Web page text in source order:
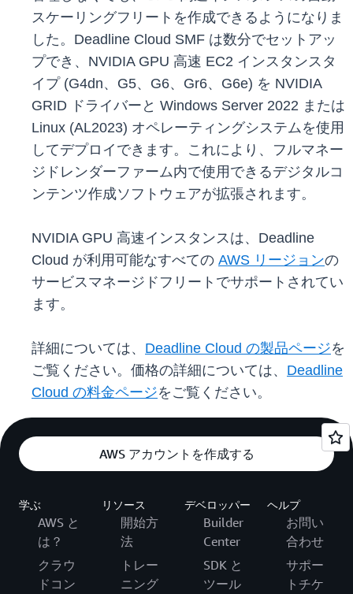
スケーリングフリートを作成できるようになりま
した。Deadline Cloud SMF は数分でセットアッ
プでき、NVIDIA GPU 高速 EC2 インスタンスタ
イプ (G4dn、G5、G6、Gr6、G6e) を NVIDIA
GRID ドライバーと Windows Server 2022 または
Linux (AL2023) オペレーティングシステムを使用
してデプロイできます。これにより、フルマネー
ジドレンダーファーム内で使用できるデジタルコ
ンテンツ作成ソフトウェアが拡張されます。
NVIDIA GPU 高速インスタンスは、Deadline
Cloud が利用可能なすべての AWS リージョンの
サービスマネージドフリートでサポートされてい
ます。
詳細については、 Deadline Cloud の製品ページを
ご覧ください。価格の詳細については、 Deadline
Cloud の料金ページをご覧ください。
AWS アカウントを作成する
学ぶ
AWS と
は？
クラウ
ドコン
リソース
開始方
法
トレー
ニング
デベロッパー
Builder
Center
SDK と
ツール
ヘルプ
お問い
合わせ
サポー
トチケ